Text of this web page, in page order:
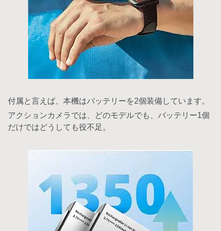
付属と言えば、本機はバッテリーを2個装備しています。
アクションカメラでは、どのモデルでも、バッテリー1個
だけではどうしても役不足。